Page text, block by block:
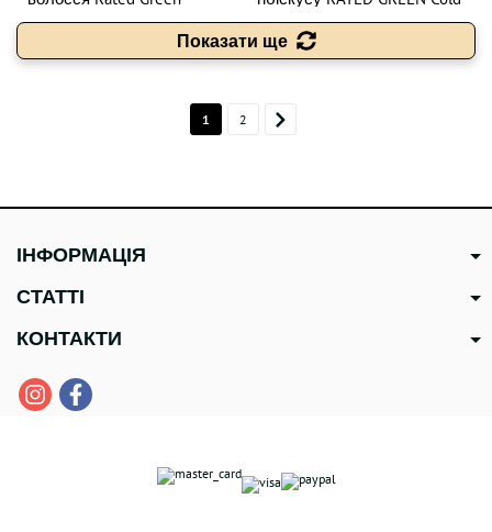
Detangling Perfume Hair Mist
Peony-Coconut-Sandal 80 мл
Brew Hibiscus Moisturizing
Scalp Pack 50 мл
Показати ще
1 2
ІНФОРМАЦІЯ
СТАТТІ
КОНТАКТИ